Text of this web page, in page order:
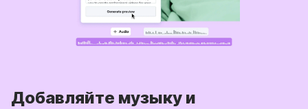
Добавляйте музыку и